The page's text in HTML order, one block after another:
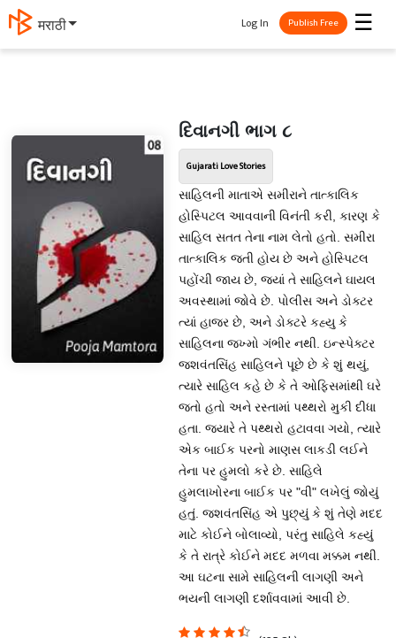
मराठी ☰
Log In Publish Free
દિવાનગી ભાગ ૮
Gujarati Love Stories
સાહિલની માતાએ સમીરાને તાત્કાલિક
હોસ્પિટલ આવવાની વિનંતી કરી, કારણ કે
સાહિલ સતત તેના નામ લેતો હતો. સમીરા
તાત્કાલિક જતી હોય છે અને હોસ્પિટલ
પહોંચી જાય છે, જ્યાં તે સાહિલને ઘાયલ
અવસ્થામાં જોવે છે. પોલીસ અને ડોક્ટર
ત્યાં હાજર છે, અને ડોક્ટરે કહ્યુ કે
સાહિલના જખ્મો ગંભીર નથી. ઇન્સ્પેક્ટર
જશવંતસિંહ સાહિલને પૂછે છે કે શું થયું,
ત્યારે સાહિલ કહે છે કે તે ઓફિસમાંથી ઘરે
જતો હતો અને રસ્તામાં પથ્થરો મુકી દીધા
હતા. જ્યારે તે પથ્થરો હટાવવા ગયો, ત્યારે
એક બાઈક પરનો માણસ લાકડી લઈને
તેના પર હુમલો કરે છે. સાહિલે
હુમલાખોરના બાઈક પર "વી" લખેલું જોયું
હતું. જશવંતસિંહ એ પુછ્યું કે શું તેણે મદદ
માટે કોઈને બોલાવ્યો, પરંતુ સાહિલે કહ્યું
કે તે રાત્રે કોઈને મદદ મળવા મક્કમ નથી.
આ ઘટના સામે સાહિલની લાગણી અને
ભયની લાગણી દર્શાવવામાં આવી છે.